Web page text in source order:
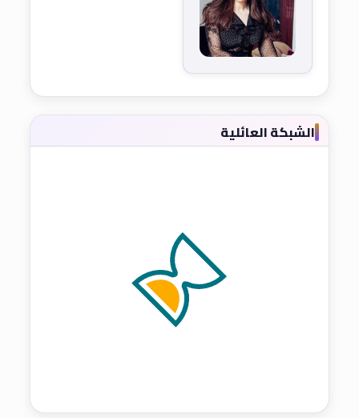
الشبكة العائلية